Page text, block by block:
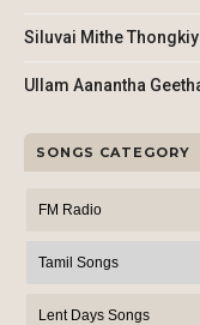
Siluvai Mithe
Ullam Aanantha
SONGS CATEGORY
FM Radio
Tamil Songs
Lent Days Songs